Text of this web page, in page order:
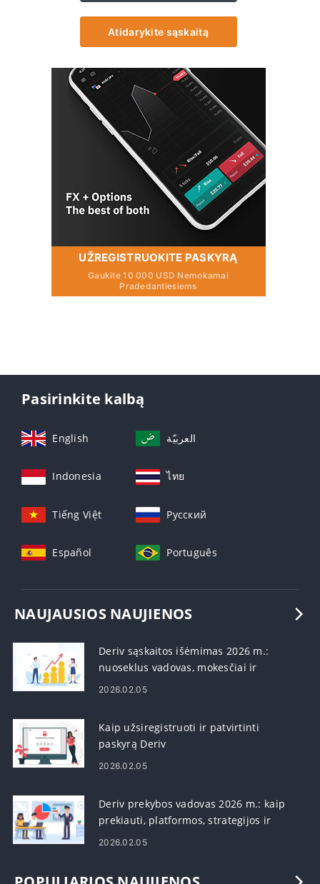
Atidarykite sąskaitą
UŽREGISTRUOKITE PASKYRĄ
Gaukite 10 000 USD Nemokamai
Pradedantiesiems
Pasirinkite kalbą
English العربيّة
Indonesia ไทย
Tiếng Việt Русский
Español Português
NAUJAUSIOS NAUJIENOS
Deriv sąskaitos išėmimas 2026 m.:
nuoseklus vadovas, mokesčiai ir
apdorojimo laikas
2026.02.05
Kaip užsiregistruoti ir patvirtinti
paskyrą Deriv
2026.02.05
Deriv prekybos vadovas 2026 m.: kaip
prekiauti, platformos, strategijos ir
rizikos valdymas
2026.02.05